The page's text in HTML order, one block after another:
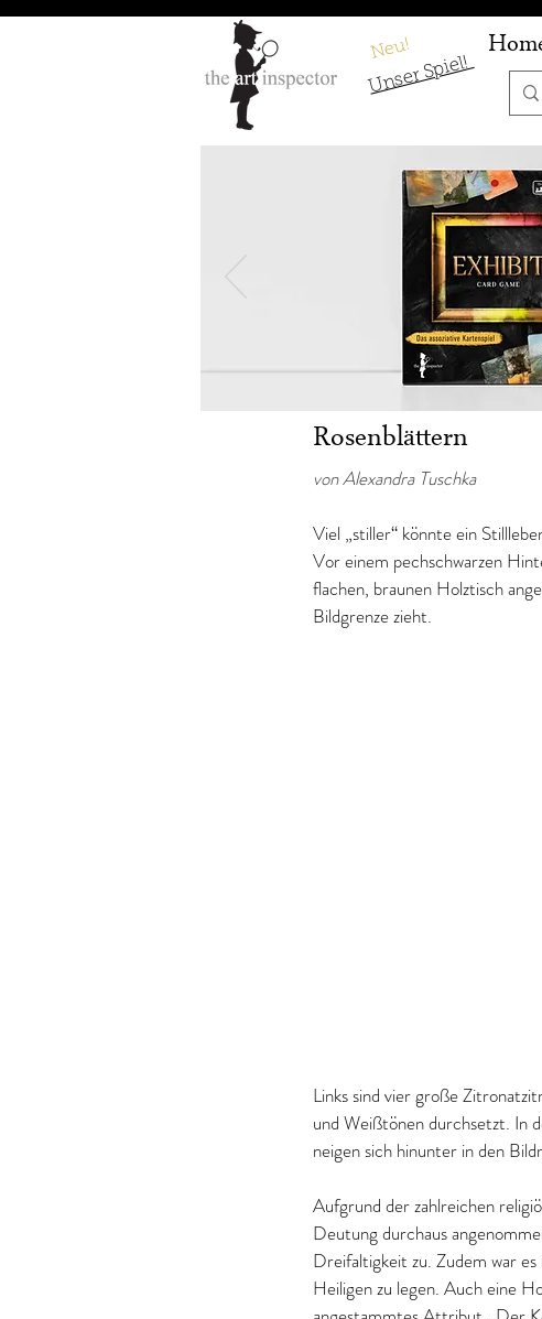
Unser Spiel!
Neu!
Francisco de
Rosenblättern
von Alexandra Tuschka
Viel „stiller“ könnte ein
Vor einem pechschwarzen
flachen, braunen Holztisch
Bildgrenze zieht.
Links sind vier große
und Weißtönen durchsetzt. In
neigen sich hinunter in den
Aufgrund der zahlreichen
Deutung durchaus
Dreifaltigkeit zu. Zudem war
Heiligen zu legen. Auch eine